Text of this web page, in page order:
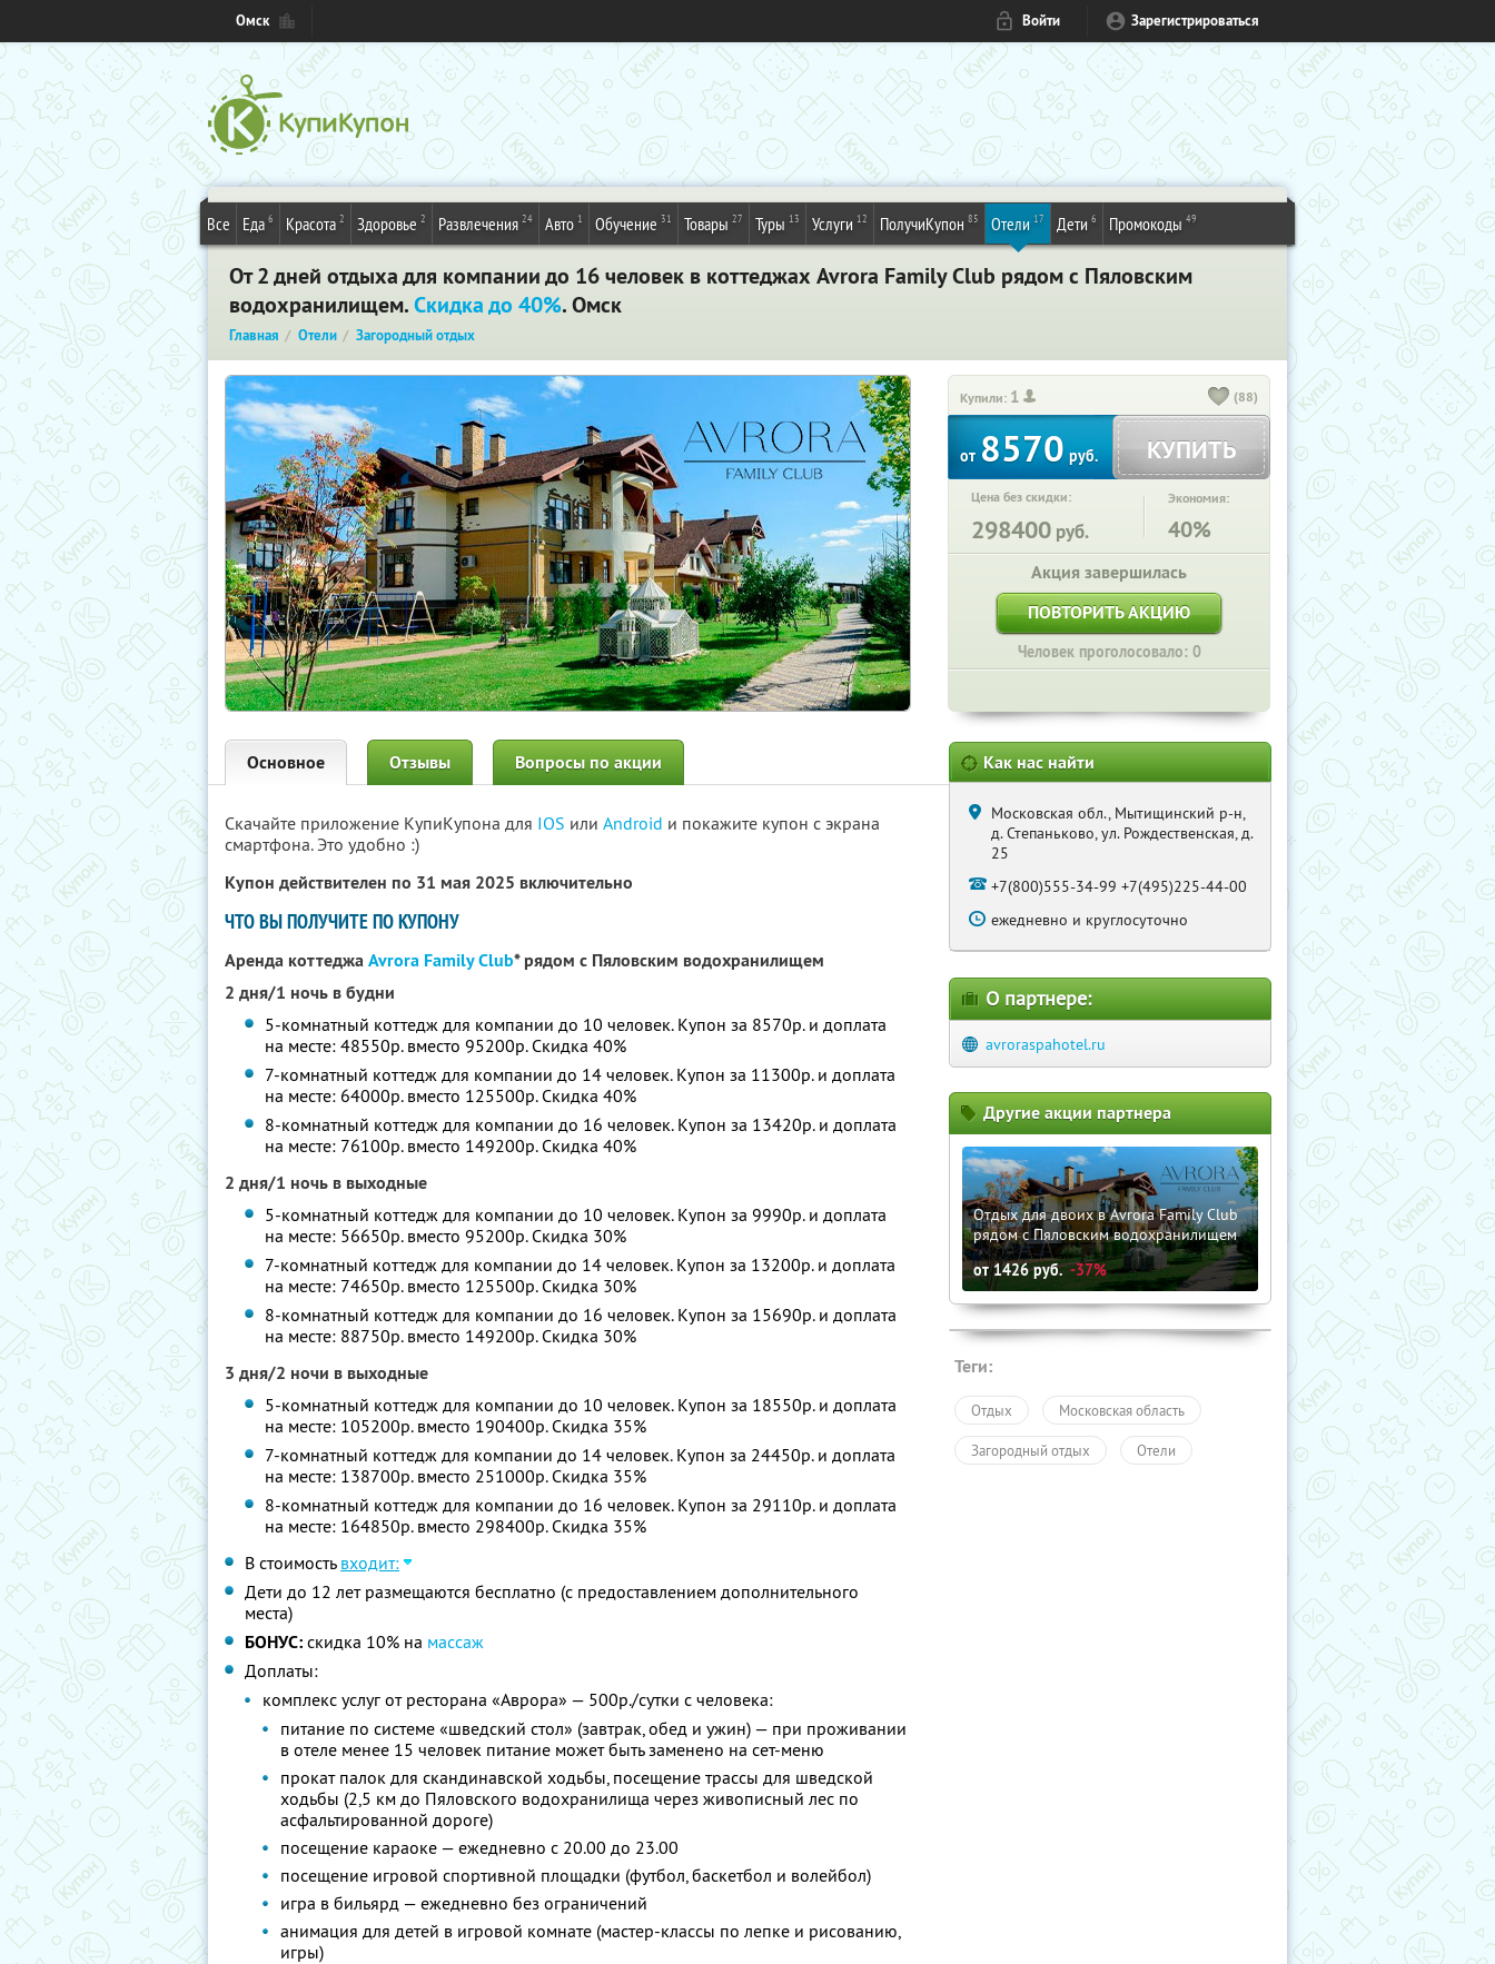
Омск Войти Зарегистрироваться
Все Еда 6 Красота 2 Здоровье 2 Развлечения 24 Авто 1 Обучение 31 Товары 27 Туры 13 Услуги 12 ПолучиКупон 85 Отели 17 Дети 6 Промокоды 49
От 2 дней отдыха для компании до 16 человек в коттеджах Avrora Family Club рядом с Пяловским
водохранилищем.Скидка до 40%. Омск
Главная Отели Загородный отдых
Купили: 1 (88)
от 8570 руб. КУПИТЬ
Цена без скидки:
298400 руб.
Экономия:
40%
Акция завершилась
ПОВТОРИТЬ АКЦИЮ
Человек проголосовало: 0
Основное Отзывы Вопросы по акции
Скачайте приложение КупиКупона для IOS или Android и покажите купон с экрана
смартфона. Это удобно :)
Купон действителен по 31 мая 2025 включительно
ЧТО ВЫ ПОЛУЧИТЕ ПО КУПОНУ
Аренда коттеджаAvrora Family Club* рядом с Пяловским водохранилищем
2 дня/1 ночь в будни
5-комнатный коттедж для компании до 10 человек. Купон за 8570р. и доплата
на месте: 48550р. вместо 95200р. Скидка 40%
7-комнатный коттедж для компании до 14 человек. Купон за 11300р. и доплата
на месте: 64000р. вместо 125500р. Скидка 40%
8-комнатный коттедж для компании до 16 человек. Купон за 13420р. и доплата
на месте: 76100р. вместо 149200р. Скидка 40%
2 дня/1 ночь в выходные
5-комнатный коттедж для компании до 10 человек. Купон за 9990р. и доплата
на месте: 56650р. вместо 95200р. Скидка 30%
7-комнатный коттедж для компании до 14 человек. Купон за 13200р. и доплата
на месте: 74650р. вместо 125500р. Скидка 30%
8-комнатный коттедж для компании до 16 человек. Купон за 15690р. и доплата
на месте: 88750р. вместо 149200р. Скидка 30%
3 дня/2 ночи в выходные
5-комнатный коттедж для компании до 10 человек. Купон за 18550р. и доплата
на месте: 105200р. вместо 190400р. Скидка 35%
7-комнатный коттедж для компании до 14 человек. Купон за 24450р. и доплата
на месте: 138700р. вместо 251000р. Скидка 35%
8-комнатный коттедж для компании до 16 человек. Купон за 29110р. и доплата
на месте: 164850р. вместо 298400р. Скидка 35%
В стоимость входит:
Дети до 12 лет размещаются бесплатно (с предоставлением дополнительного
места)
БОНУС: скидка 10% на массаж
Доплаты:
комплекс услуг от ресторана «Аврора» — 500р./сутки с человека:
питание по системе «шведский стол» (завтрак, обед и ужин) — при проживании
в отеле менее 15 человек питание может быть заменено на сет-меню
прокат палок для скандинавской ходьбы, посещение трассы для шведской
ходьбы (2,5 км до Пяловского водохранилища через живописный лес по
асфальтированной дороге)
посещение караоке — ежедневно с 20.00 до 23.00
посещение игровой спортивной площадки (футбол, баскетбол и волейбол)
игра в бильярд — ежедневно без ограничений
анимация для детей в игровой комнате (мастер-классы по лепке и рисованию,
игры)
Как нас найти
Московская обл., Мытищинский р-н,
д. Степаньково, ул. Рождественская, д.
25
+7(800)555-34-99 +7(495)225-44-00
ежедневно и круглосуточно
О партнере:
avroraspahotel.ru
Другие акции партнера
Отдых для двоих в Avrora Family Club
рядом с Пяловским водохранилищем
от1426руб. -37%
Теги:
Отдых Московская область
Загородный отдых Отели